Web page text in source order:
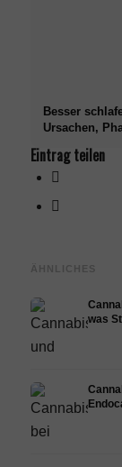
Besser
Ursachen,
Eintrag teilen
ÄHNLICHES
was